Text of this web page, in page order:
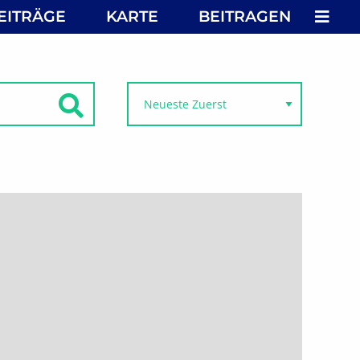
KARTE BEITRAGEN
SUCHEN